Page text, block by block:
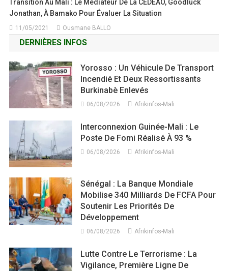
Transition Au Mali : Le Médiateur De La CEDEAO, Goodluck
Jonathan, À Bamako Pour Évaluer La Situation
11/05/2021 Ousmane BALLO
DERNIÈRES INFOS
Yorosso : Un Véhicule De Transport
Incendié Et Deux Ressortissants
Burkinabè Enlevés
06/08/2026 Afrikinfos-Mali
Interconnexion Guinée-Mali : Le
Poste De Fomi Réalisé À 93 %
06/08/2026 Afrikinfos-Mali
Sénégal : La Banque Mondiale
Mobilise 340 Milliards De FCFA Pour
Soutenir Les Priorités De
Développement
06/08/2026 Afrikinfos-Mali
Lutte Contre Le Terrorisme : La
Vigilance, Première Ligne De